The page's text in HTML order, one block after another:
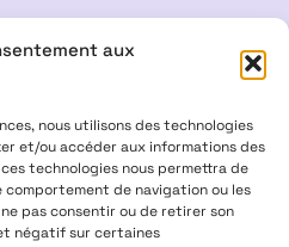
aux
nous utilisons des technologies
et/ou accéder aux informations des
technologies nous permettra de
de navigation ou les
pas consentir ou de retirer son
négatif sur certaines
Cookies
Tous droits réservés